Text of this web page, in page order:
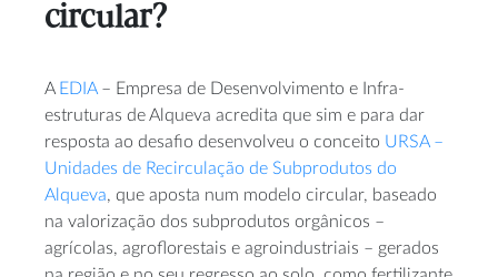
circular?
A EDIA– Empresa de Desenvolvimento e Infra-
estruturas de Alqueva acredita que sim e para dar
resposta ao desafio desenvolveu o conceito URSA –
Unidades de Recirculação de Subprodutos do
Alqueva, que aposta num modelo circular, baseado
na valorização dos subprodutos orgânicos –
agrícolas, agroflorestais e agroindustriais – gerados